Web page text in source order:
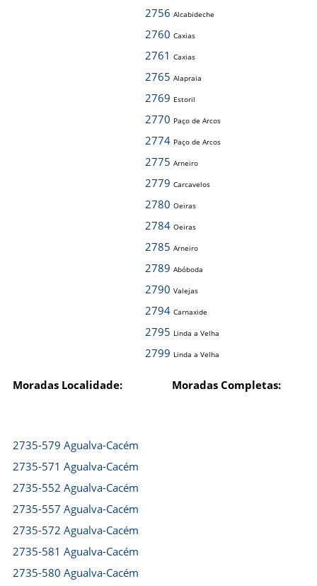
2756 Alcabideche
2760 Caxias
2761 Caxias
2765 Alapraia
2769 Estoril
2770 Paço de Arcos
2774 Paço de Arcos
2775 Arneiro
2779 Carcavelos
2780 Oeiras
2784 Oeiras
2785 Arneiro
2789 Abóboda
2790 Valejas
2794 Carnaxide
2795 Linda a Velha
2799 Linda a Velha
Moradas Localidade: Moradas Completas:
2735-579 Agualva-Cacém
2735-571 Agualva-Cacém
2735-552 Agualva-Cacém
2735-557 Agualva-Cacém
2735-572 Agualva-Cacém
2735-581 Agualva-Cacém
2735-580 Agualva-Cacém